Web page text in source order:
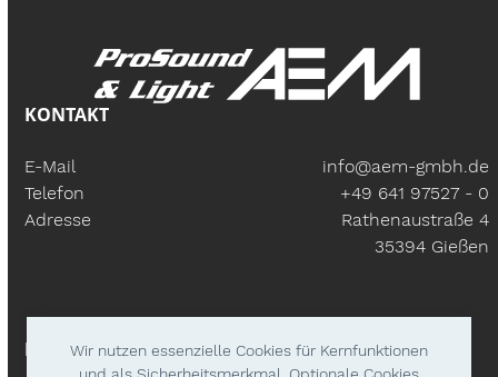
Wir nutzen essenzielle Cookies für Kernfunktionen
KONTAKT
E-Mail
info@aem-gmbh.de
Telefon
+49 641 97527 - 0
Adresse
Rathenaustraße 4
35394 Gießen
BÜROZEITEN